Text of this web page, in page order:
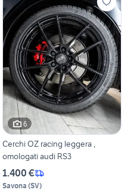
6
Cerchi OZ racing leggera ,
omologati audi RS3
1.400 €
Savona (SV)